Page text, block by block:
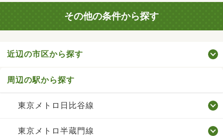
その他の条件から探す
近辺の市区から探す
周辺の駅から探す
東京メトロ日比谷線
東京メトロ半蔵門線